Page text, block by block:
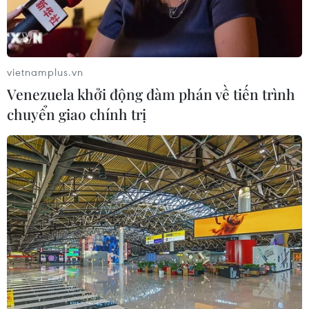
Nhà đầu tư theo dõi diễn biến thị trường chứng khoán tại sàn
HOSE. (Ảnh: Hứa Chung/TTXVN)
Sau cú sốc bán mạnh và giảm sâu ngày 29/7, thị
trường chứng khoán Việt Nam ngày 30/7 đã bật
tăng trở lại, giúp VN-Index phục hồi vượt mốc
vietnamplus.vn
Venezuela khởi động đàm phán về tiến trình
chuyển giao chính trị